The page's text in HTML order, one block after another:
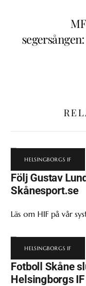
HELSINGBORGS IF
Följ Gustav
Skånesport.se
Läs om HIF på vår
HELSINGBORGS IF
Fotboll Skåne
Helsingborgs